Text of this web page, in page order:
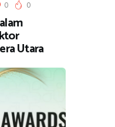
0 0
Utara